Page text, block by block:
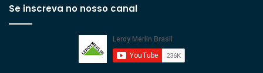
Se inscreva no nosso canal